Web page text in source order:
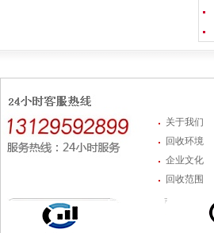
关于我们
回收环境
企业文化
回收范围